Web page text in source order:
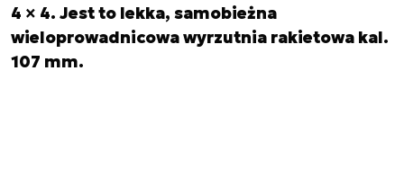
4 × 4. Jest to lekka, samobieżna
wieloprowadnicowa wyrzutnia rakietowa kal.
107 mm.